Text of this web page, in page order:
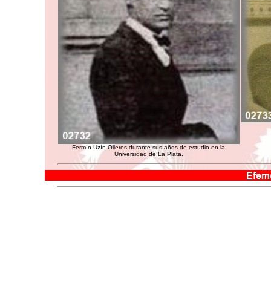
Fermín Uzín Olleros durante sus años de estudio en la
Universidad de La Plata.